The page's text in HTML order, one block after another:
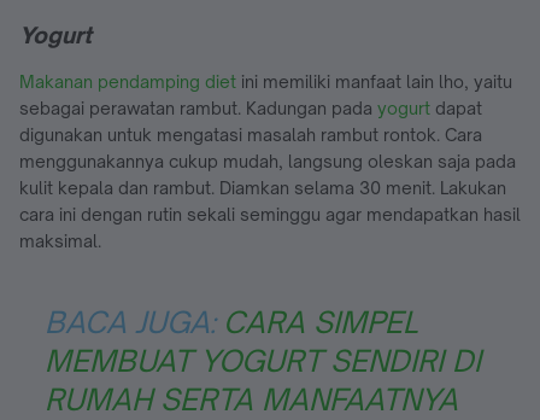
Yogurt
Makanan pendamping diet ini memiliki manfaat lain lho, yaitu
sebagai perawatan rambut. Kadungan pada yogurt dapat
digunakan untuk mengatasi masalah rambut rontok. Cara
menggunakannya cukup mudah, langsung oleskan saja pada
kulit kepala dan rambut. Diamkan selama 30 menit. Lakukan
cara ini dengan rutin sekali seminggu agar mendapatkan hasil
maksimal.
BACA JUGA: CARA SIMPEL
MEMBUAT YOGURT SENDIRI DI
RUMAH SERTA MANFAATNYA